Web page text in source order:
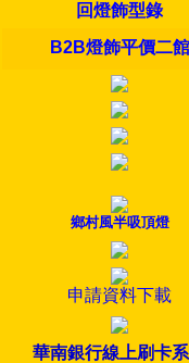
回燈飾型錄
B2B燈飾平價二館
鄉村風半吸頂燈
申請資料下載
華南銀行線上刷卡